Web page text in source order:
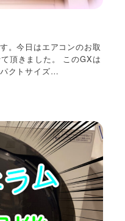
。今日はエアコンのお取
頂きました。 このGXは
クトサイズ…